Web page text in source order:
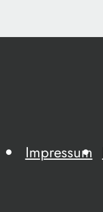
Impressum